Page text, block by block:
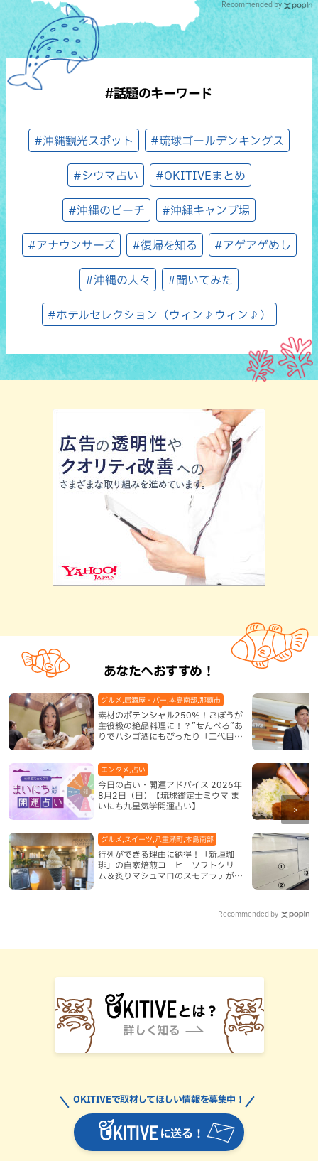
Recommended by
#話題のキーワード
#沖縄観光スポット #琉球ゴールデンキングス
#シウマ占い #OKITIVEまとめ
#沖縄のビーチ #沖縄キャンプ場
#アナウンサーズ #復帰を知る #アゲアゲめし
#沖縄の人々 #聞いてみた
#ホテルセレクション（ウィン♪ウィン♪）
あなたへおすすめ！
素材のポテンシャル250％！ごぼうが
主役級の絶品料理に！？”せんべろ”あ
りでハシゴ酒にもぴったり「二代目ふ
グルメ,居酒屋・バー,本島南部,那覇市
今日の占い・開運アドバイス 2026年
8月2日（日）【琉球鑑定士ミウマ ま
いにち九星気学開運占い】
エンタメ,占い
行列ができる理由に納得！「新垣珈
琲」の自家焙煎コーヒーソフトクリー
ム＆炙りマシュマロのスモアラテが絶
グルメ,スイーツ,八重瀬町,本島南部
Recommended by
に送る！
OKITIVEで取材してほしい情報を募集中！